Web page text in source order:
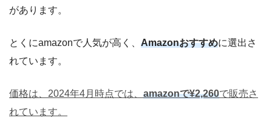
があります。
とくにamazonで人気が高く、 Amazonおすすめに選出さ
れています。
価格は、2024年4月時点では、 amazonで¥2,260で販売さ
れています。